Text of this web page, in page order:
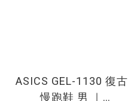
ASICS GEL-1130 復古
慢跑鞋 男 ｜